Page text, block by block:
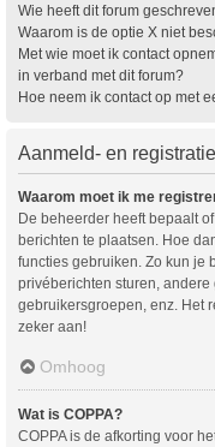
Wie heeft dit forum
Waarom is de optie X niet
Met wie moet ik contact
in verband met dit forum?
Hoe neem ik contact op met
Aanmeld- en
Waarom moet ik me
De beheerder heeft bepaalt
berichten te plaatsen. Hoe
functies gebruiken. Zo kun je
privéberichten sturen,
gebruikersgroepen, enz. Het
zeker aan!
Omhoog
Wat is COPPA?
COPPA is de afkorting voor